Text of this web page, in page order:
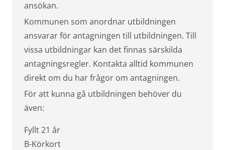
ansökan.
Kommunen som anordnar utbildningen
ansvarar för antagningen till utbildningen. Till
vissa utbildningar kan det finnas särskilda
antagningsregler. Kontakta alltid kommunen
direkt om du har frågor om antagningen.
För att kunna gå utbildningen behöver du
även:
Fyllt 21 år
B-Körkort